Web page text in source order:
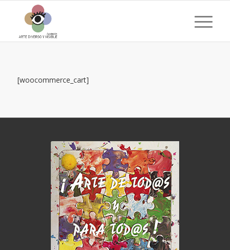
[woocommerce_cart]